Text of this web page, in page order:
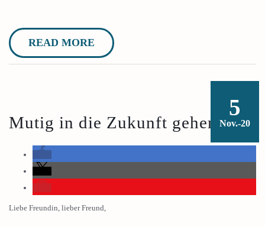
READ MORE
5
Nov.-20
Mutig in die Zukunft gehen!
Liebe Freundin, lieber Freund,